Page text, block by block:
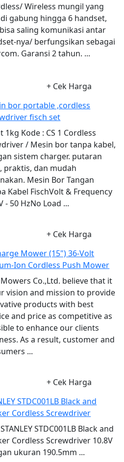
Wireless mungil yang
gabung hingga 6 handset,
saling komunikasi antar
nya/ berfungsikan sebagai
Garansi 2 tahun. ...
+ Cek Harga
bor portable ,cordless
fisch set
1kg Kode : CS 1 Cordless
/ Mesin bor tanpa kabel,
sistem charger. putaran
praktis, dan mudah
Mesin Bor Tangan
Kabel FischVolt & Frequency
- 50 HzNo Load ...
+ Cek Harga
Mower (15") 36-Volt
Ion Cordless Push Mower
Co.,Ltd. believe that it
vision and mission to provide
products with best
and price as competitive as
to enhance our clients
As a result, customer and
...
+ Cek Harga
STDC001LB Black and
Cordless Screwdriver
STDC001LB Black and
Cordless Screwdriver 10.8V
ukuran 190.5mm ...